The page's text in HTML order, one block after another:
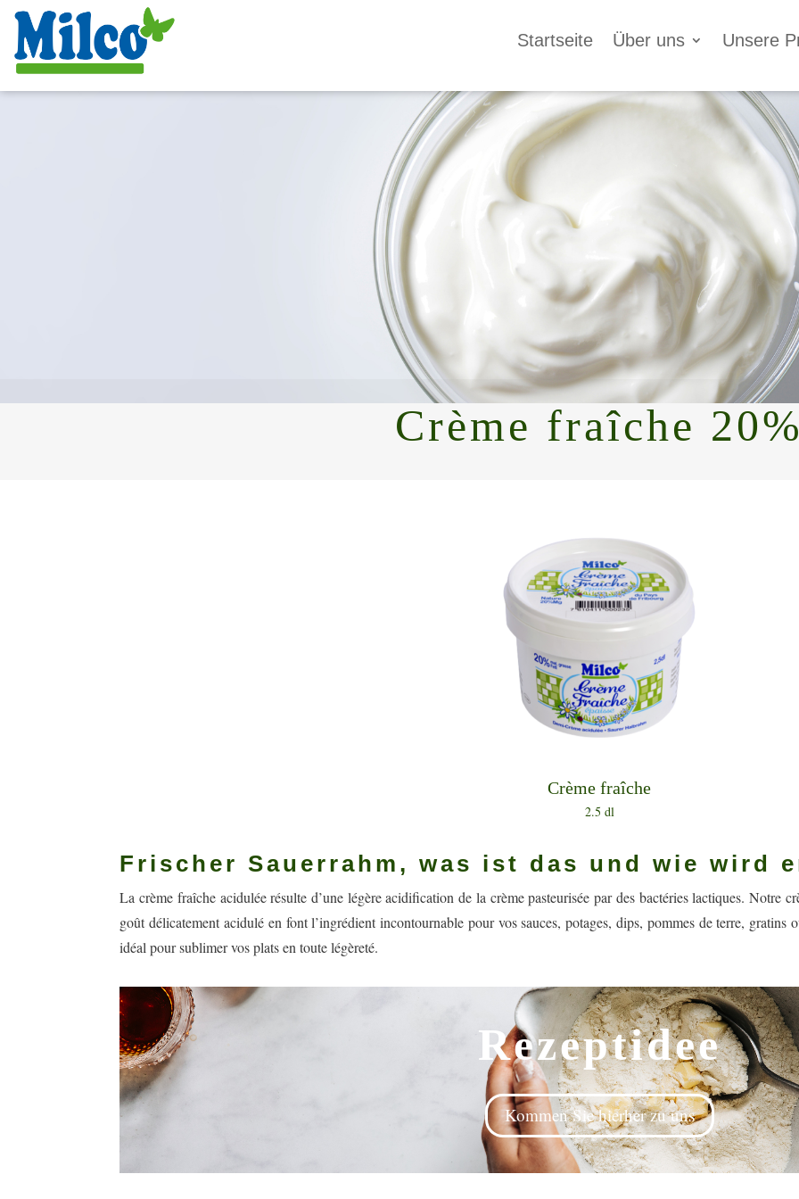
Startseite Über uns Unsere
Crème fraîche
Crème fraîche
2.5 dl
Frischer Sauerrahm, was ist das und wie wird
La crème fraîche acidulée résulte d’une légère acidification de la crème pasteurisée par des bactéries lactiques. Notre
goût délicatement acidulé en font l’ingrédient incontournable pour vos sauces, potages, dips, pommes de terre, gratins
idéal pour sublimer vos plats en toute légèreté.
Rezeptidee
Kommen Sie hierher zu uns